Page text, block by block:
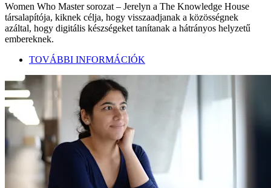
Women Who Master sorozat – Jerelyn a The Knowledge House
társalapítója, kiknek célja, hogy visszaadjanak a közösségnek
azáltal, hogy digitális készségeket tanítanak a hátrányos helyzetű
embereknek.
TOVÁBBI INFORMÁCIÓK